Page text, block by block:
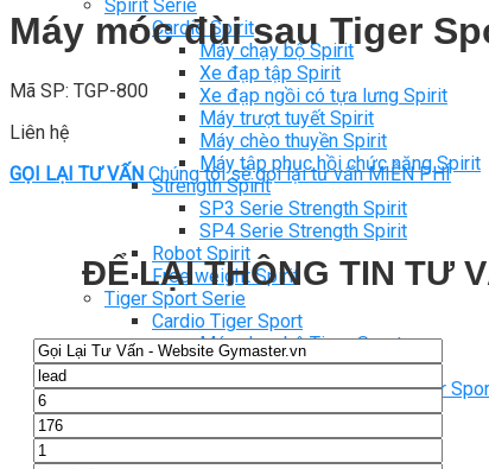
Spirit Serie
Cardio Spirit
Máy chạy bộ Spirit
Xe đạp tập Spirit
Xe đạp ngồi có tựa lưng Spirit
Máy trượt tuyết Spirit
Máy chèo thuyền Spirit
Máy tập phục hồi chức năng Spirit
Strength Spirit
SP3 Serie Strength Spirit
SP4 Serie Strength Spirit
Robot Spirit
Free weight Spirit
Tiger Sport Serie
Cardio Tiger Sport
Máy chạy bộ Tiger Sport
Xe đạp tập Tiger Sport
Xe đạp ngồi có tựa lưng Tiger
Máy trượt tuyết Tiger Sport
Máy chèo thuyền Tiger Sport
Strength Tiger Sport
Máy móc đùi sau Tiger
Mã SP: TGP-800
Liên hệ
GỌI LẠI TƯ VẤN Chúng tôi sẽ gọi lại tư vấn MIỄN PHÍ
ĐỂ LẠI THÔNG TIN TƯ